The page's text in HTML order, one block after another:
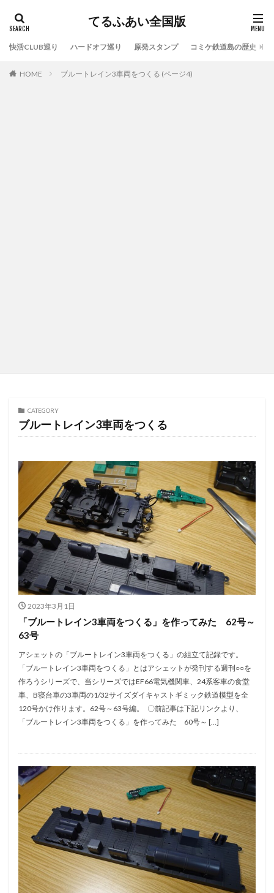
てるふあい全国版
快活CLUB巡り ハードオフ巡り 原発スタンプ コミケ鉄道島の歴史
HOME ブルートレイン3車両をつくる (ページ4)
CATEGORY
ブルートレイン3車両をつくる
2023年3月1日
「ブルートレイン3車両をつくる」を作ってみた 62号～
63号
アシェットの「ブルートレイン3車両をつくる」の組立て記録です。
「ブルートレイン3車両をつくる」とはアシェットが発刊する週刊○○を
作ろうシリーズで、当シリーズではEF66電気機関車、24系客車の食堂
車、B寝台車の3車両の1/32サイズダイキャストギミック鉄道模型を全
120号かけ作ります。62号～63号編。 〇前記事は下記リンクより、
「ブルートレイン3車両をつくる」を作ってみた 60号～ […]